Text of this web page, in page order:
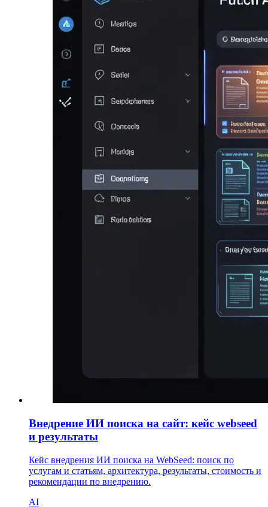
Внедрение ИИ поиска на сайт: кейс webseed
и результаты
Кейс внедрения ИИ поиска на WebSeed: поиск по
услугам и статьям, архитектура, результаты, стоимость и
рекомендации по внедрению.
AI